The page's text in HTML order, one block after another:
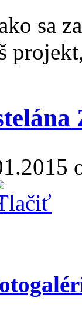
sa